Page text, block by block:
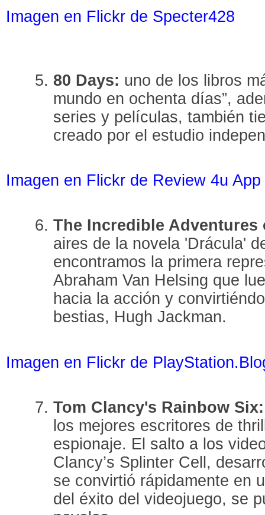
Imagen en Flickr de Specter428
80 Days: uno de los libros
mundo en ochenta días”,
series y películas, también
creado por el estudio
Imagen en Flickr de Review 4u App
The Incredible
aires de la novela 'Drácula'
encontramos la primera
Abraham Van Helsing que
hacia la acción y
bestias, Hugh Jackman.
Imagen en Flickr de
Tom Clancy's Rainbow
los mejores escritores de
espionaje. El salto a los
Clancy’s Splinter Cell,
se convirtió rápidamente en
del éxito del videojuego, se